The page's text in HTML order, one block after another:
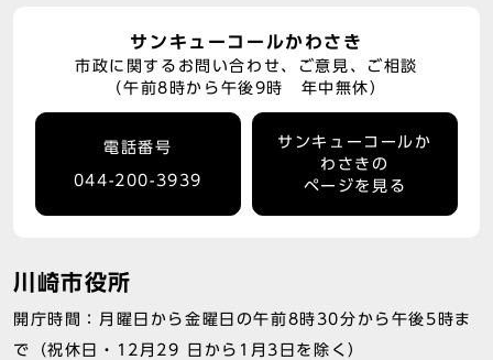
サンキューコールかわさき
市政に関するお問い合わせ、ご意見、ご相談
（午前8時から午後9時 年中無休）
電話番号
044-200-3939
サンキューコールか
わさきの
ページを見る
川崎市役所
開庁時間：月曜日から金曜日の午前8時30分から午後5時ま
で（祝休日・12月29 日から1月3日を除く）